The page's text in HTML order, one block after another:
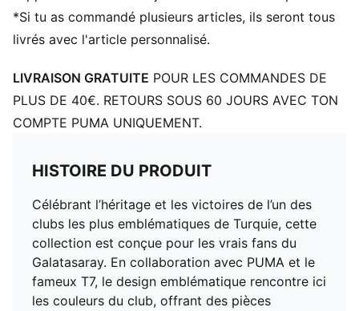
*Si tu as commandé plusieurs articles, ils seront tous
livrés avec l'article personnalisé.
LIVRAISON GRATUITE POUR LES COMMANDES DE
PLUS DE 40€. RETOURS SOUS 60 JOURS AVEC TON
COMPTE PUMA UNIQUEMENT.
HISTOIRE DU PRODUIT
Célébrant l’héritage et les victoires de l’un des
clubs les plus emblématiques de Turquie, cette
collection est conçue pour les vrais fans du
Galatasaray. En collaboration avec PUMA et le
fameux T7, le design emblématique rencontre ici
les couleurs du club, offrant des pièces